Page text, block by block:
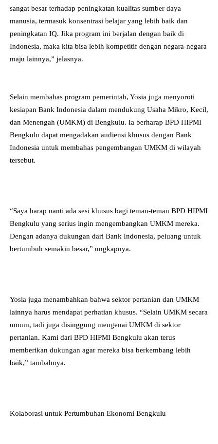
sangat besar terhadap peningkatan kualitas sumber daya
manusia, termasuk konsentrasi belajar yang lebih baik dan
peningkatan IQ. Jika program ini berjalan dengan baik di
Indonesia, maka kita bisa lebih kompetitif dengan negara-negara
maju lainnya,” jelasnya.
Selain membahas program pemerintah, Yosia juga menyoroti
kesiapan Bank Indonesia dalam mendukung Usaha Mikro, Kecil,
dan Menengah (UMKM) di Bengkulu. Ia berharap BPD HIPMI
Bengkulu dapat mengadakan audiensi khusus dengan Bank
Indonesia untuk membahas pengembangan UMKM di wilayah
tersebut.
“Saya harap nanti ada sesi khusus bagi teman-teman BPD HIPMI
Bengkulu yang serius ingin mengembangkan UMKM mereka.
Dengan adanya dukungan dari Bank Indonesia, peluang untuk
bertumbuh semakin besar,” ungkapnya.
Yosia juga menambahkan bahwa sektor pertanian dan UMKM
lainnya harus mendapat perhatian khusus. “Selain UMKM secara
umum, tadi juga disinggung mengenai UMKM di sektor
pertanian. Kami dari BPD HIPMI Bengkulu akan terus
memberikan dukungan agar mereka bisa berkembang lebih
baik,” tambahnya.
Kolaborasi untuk Pertumbuhan Ekonomi Bengkulu